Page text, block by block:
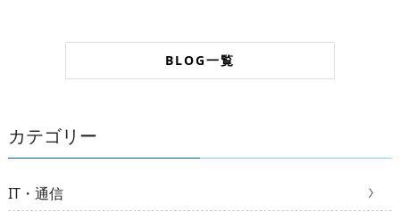
BLOG一覧
カテゴリー
IT・通信